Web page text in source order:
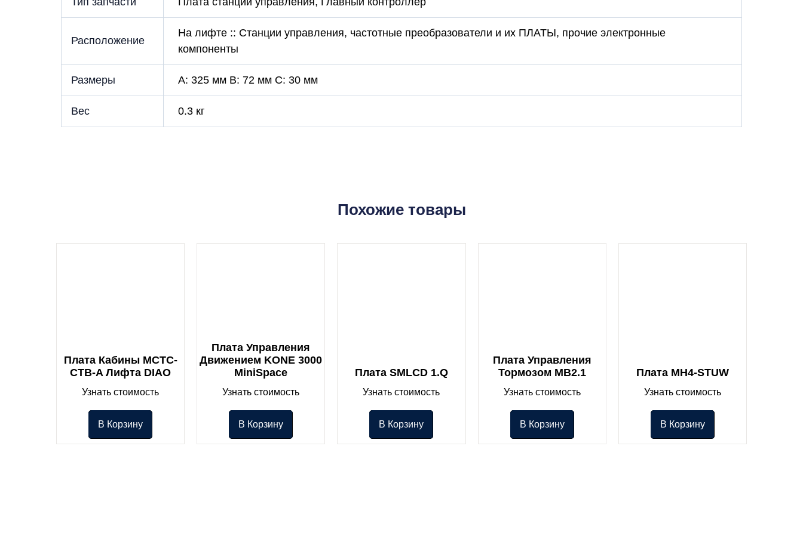
Расположение
На лифте :: Станции управления, частотные преобразователи и их ПЛАТЫ, прочие электронные
компоненты
Размеры A: 325 мм B: 72 мм C: 30 мм
Вес 0.3 кг
Похожие товары
Плата Кабины MCTC-
CTB-A Лифта DIAO
Узнать стоимость
В Корзину
Плата Управления
Движением KONE 3000
MiniSpace
Узнать стоимость
В Корзину
Плата SMLCD 1.Q
Узнать стоимость
В Корзину
Плата Управления
Тормозом MB2.1
Узнать стоимость
В Корзину
Плата MH4-STUW
Узнать стоимость
В Корзину